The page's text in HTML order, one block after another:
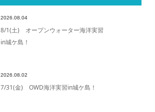
2026.08.04
8/1(土) オープンウォーター海洋実習
in城ケ島！
2026.08.02
7/31(金) OWD海洋実習in城ケ島！